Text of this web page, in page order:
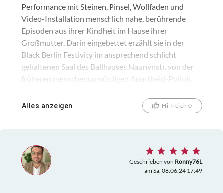
Performance mit Steinen, Pinsel, Wollfaden und
Video-Installation menschlich nahe, berührende
Episoden aus ihrer Kindheit im Hause ihrer
Großmutter. Darin eingebettet erzählt sie in der
Black Berlin Festivity im ansprechend schlicht
gehaltenen Saal des Ballhauses Naunynstr. von der
früheren menschenunwürdigen Apartheid-Politik.
mit dem liebevollen Zusammenhalt in der Familie
sehr zu Herzen! Danke für dieses besondere
Alles anzeigen Hilfreich 0
Geschrieben von Ronny76L
am Sa. 08.06.24 17:49